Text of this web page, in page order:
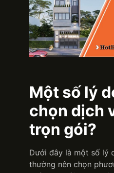
Một số lý
chọn dịch
trọn gói?
Dưới đây là một số lý
thường nên chọn